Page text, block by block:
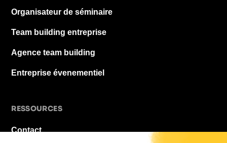
Organisateur de séminaire
Team building entreprise
Agence team building
Entreprise évenementiel
RESSOURCES
Contact